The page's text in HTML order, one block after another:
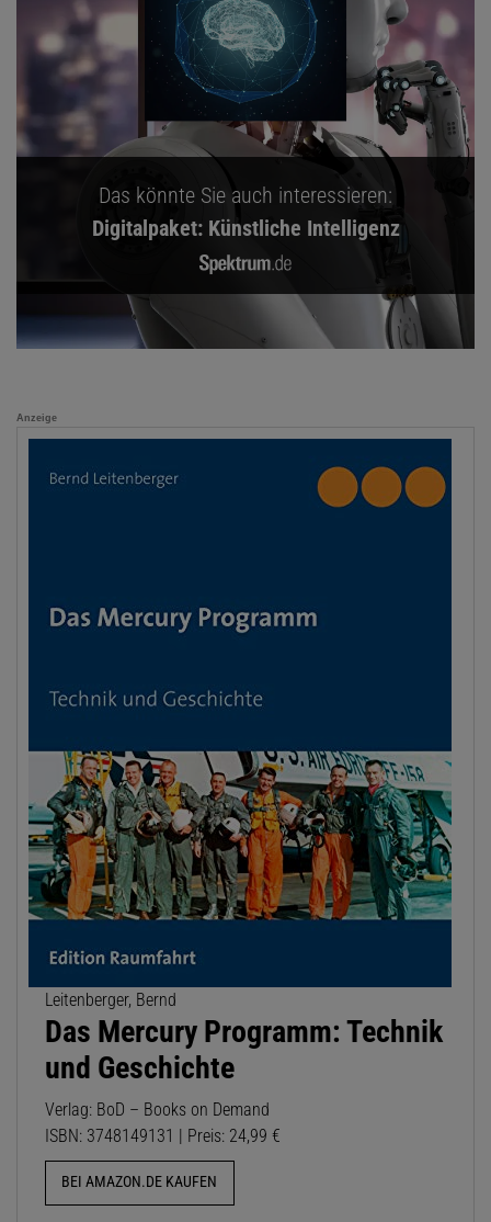
Das könnte Sie auch interessieren:
Digitalpaket: Künstliche Intelligenz
Anzeige
Leitenberger, Bernd
Das Mercury Programm: Technik
und Geschichte
Verlag: BoD – Books on Demand
ISBN: 3748149131 | Preis: 24,99 €
BEI AMAZON.DE KAUFEN